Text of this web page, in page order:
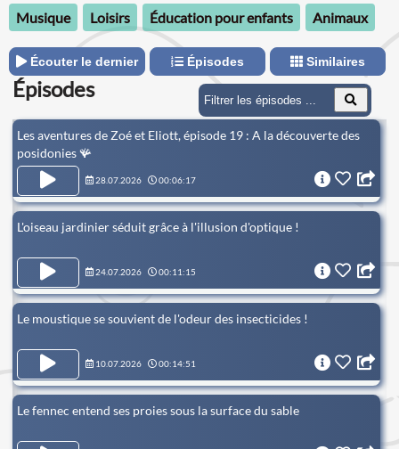
Musique
Loisirs Éducation pour enfants Animaux
Écouter le dernier Épisodes Similaires
Épisodes
Les aventures de Zoé et Eliott, épisode 19 : A la découverte des
posidonies 🪸
28.07.2026 00:06:17
L'oiseau jardinier séduit grâce à l'illusion d'optique !
24.07.2026 00:11:15
Le moustique se souvient de l'odeur des insecticides !
10.07.2026 00:14:51
Le fennec entend ses proies sous la surface du sable